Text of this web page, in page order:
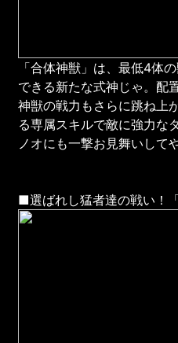
「合体神獣」は、最低4体
できる新たな式神じゃ。配
神獣の戦力もさらに跳ね上
る専属スキルで敵に強力な
ノオにも一撃お見舞いして
■選ばれし猛者達の戦い！